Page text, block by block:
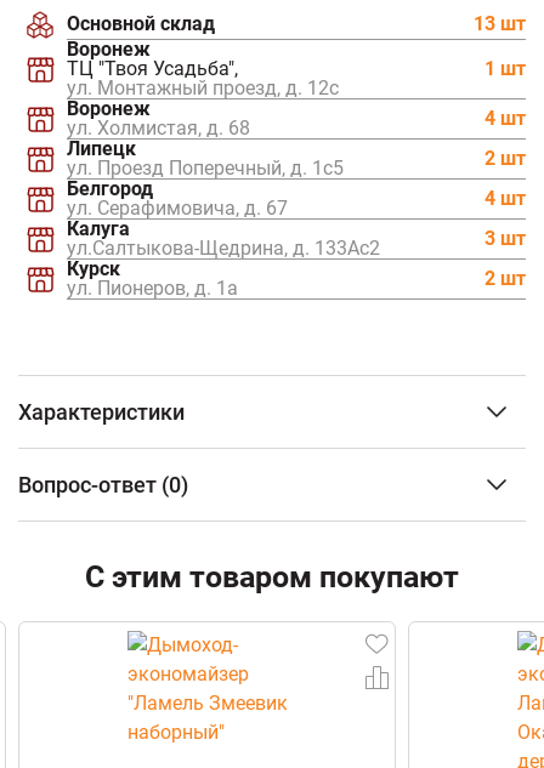
Основной склад
13 шт
Воронеж
ТЦ "Твоя Усадьба",
ул. Монтажный проезд, д. 12c
1 шт
Воронеж
ул. Холмистая, д. 68
4 шт
Липецк
ул. Проезд Поперечный, д. 1с5
2 шт
Белгород
ул. Серафимовича, д. 67
4 шт
Калуга
ул.Салтыкова-Щедрина, д. 133Ас2
3 шт
Курск
ул. Пионеров, д. 1а
2 шт
Характеристики
Марка стали
конструкционная
Толщина металла
3 мм
Длина
1 м
Вопрос-ответ (0)
Email
С этим товаром покупают